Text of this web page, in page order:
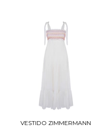
VESTIDO ZIMMERMANN